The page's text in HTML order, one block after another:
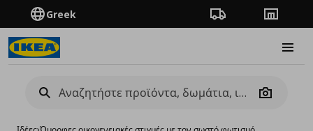
Greek Πορεία παραγγελίας
Camera